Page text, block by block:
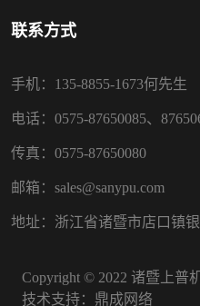
联系方式
手机：135-8855-1673何先生
电话：0575-87650085、
传真：0575-87650080
邮箱：sales@sanypu.com
地址：浙江省诸暨市店口镇
Copyright © 2022 诸暨上普
技术支持： 鼎成网络